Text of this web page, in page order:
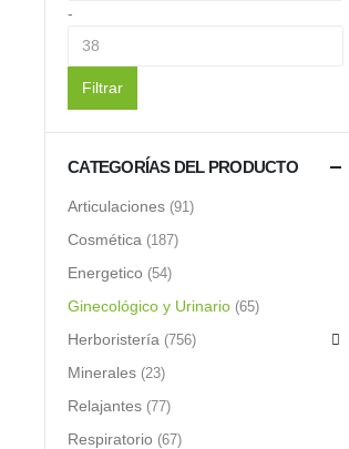
-
Filtrar
CATEGORÍAS DEL PRODUCTO
Articulaciones (91)
Cosmética (187)
Energetico (54)
Ginecológico y Urinario (65)
Herboristería (756)
Minerales (23)
Relajantes (77)
Respiratorio (67)